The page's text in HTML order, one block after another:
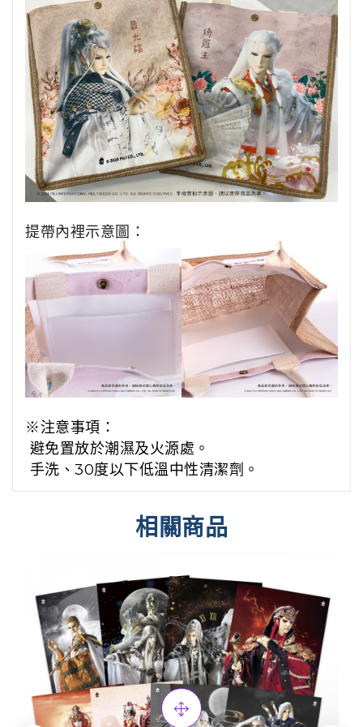
提帶內裡示意圖：
※注意事項：
避免置放於潮濕及火源處。
手洗、30度以下低溫中性清潔劑。
相關商品